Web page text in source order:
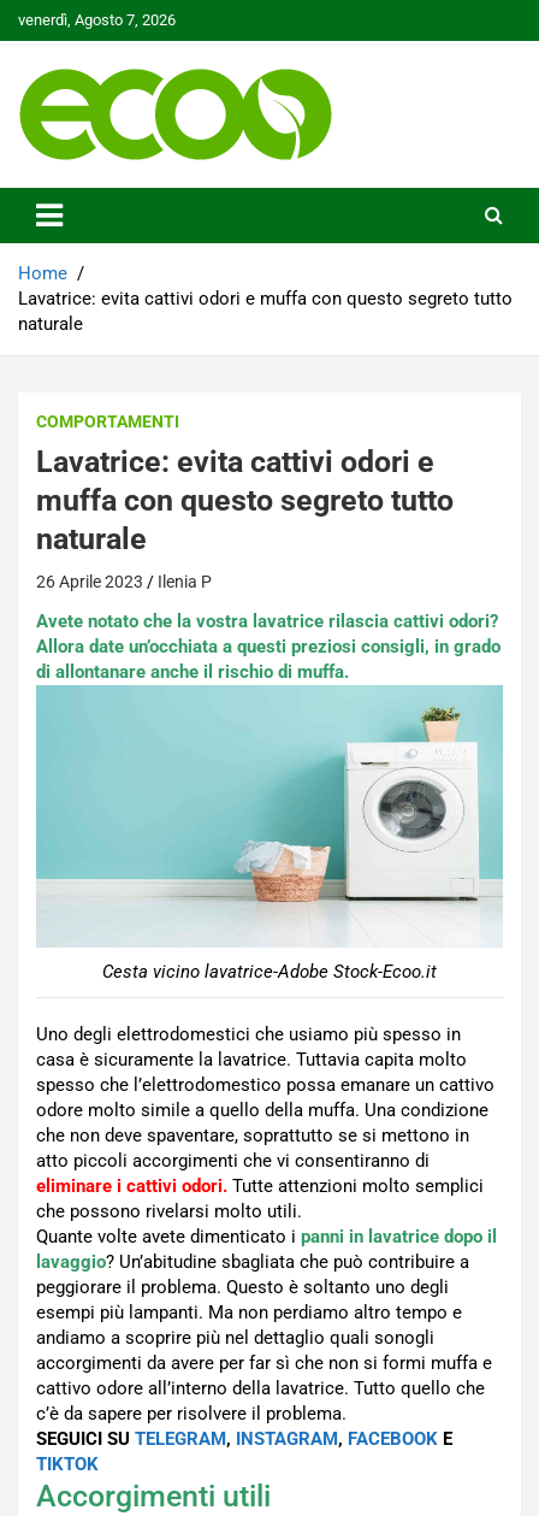
to
venerdì, Agosto 7, 2026
Ecoo.it
Home
Lavatrice: evita cattivi odori e muffa con questo segreto tutto
naturale
COMPORTAMENTI
Lavatrice: evita cattivi odori e
muffa con questo segreto tutto
naturale
26 Aprile 2023 Ilenia P
Avete notato che la vostra lavatrice rilascia cattivi odori?
Allora date un’occhiata a questi preziosi consigli, in grado
di allontanare anche il rischio di muffa.
Cesta vicino lavatrice-Adobe Stock-Ecoo.it
Uno degli elettrodomestici che usiamo più spesso in
casa è sicuramente la lavatrice. Tuttavia capita molto
spesso che l’elettrodomestico possa emanare un cattivo
odore molto simile a quello della muffa. Una condizione
che non deve spaventare, soprattutto se si mettono in
atto piccoli accorgimenti che vi consentiranno di
eliminare i cattivi odori. Tutte attenzioni molto semplici
che possono rivelarsi molto utili.
Quante volte avete dimenticato i panni in lavatrice dopo il
lavaggio? Un’abitudine sbagliata che può contribuire a
peggiorare il problema. Questo è soltanto uno degli
esempi più lampanti. Ma non perdiamo altro tempo e
andiamo a scoprire più nel dettaglio quali sonogli
accorgimenti da avere per far sì che non si formi muffa e
cattivo odore all’interno della lavatrice. Tutto quello che
c’è da sapere per risolvere il problema.
SEGUICI SU TELEGRAM, INSTAGRAM, FACEBOOK E
TIKTOK
Accorgimenti utili